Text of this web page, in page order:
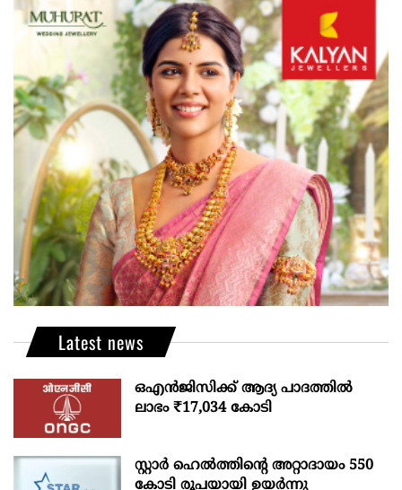
Latest news
ഒഎന്‍ജിസിക്ക് ആദ്യ പാദത്തില്‍
ലാഭം ₹17,034 കോടി
സ്റ്റാർ ഹെൽത്തിന്റെ അറ്റാദായം 550
കോടി രൂപയായി ഉയർന്നു